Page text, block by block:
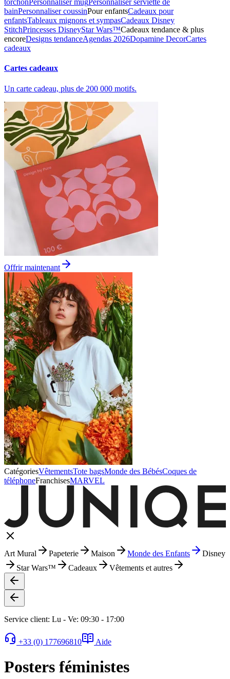
torchonPersonnaliser mugPersonnaliser serviette de
bainPersonnaliser coussinPour enfantsCadeaux pour
enfantsTableaux mignons et sympasCadeaux Disney
StitchPrincesses DisneyStar Wars™Cadeaux tendance & plus
encoreDesigns tendanceAgendas 2026Dopamine DecorCartes
cadeaux
Cartes cadeaux
Un carte cadeau, plus de 200 000 motifs.
Offrir maintenant
CatégoriesVêtementsTote bagsMonde des BébésCoques de
téléphoneFranchisesMARVEL
Art Mural Papeterie Maison Monde des Enfants
Disney
Star Wars™
Cadeaux Vêtements et autres
Service client: Lu - Ve: 09:30 - 17:00
+33 (0) 177696810 Aide
Posters féministes